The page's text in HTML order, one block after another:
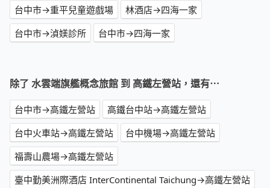
台中市→重平兒童遊戲場
林酒店→四海一家
台中市→湞媄診所
台中市→四海一家
除了 水雲端旗艦概念旅館 到 高鐵左營站，還有⋯
台中市→高鐵左營站
高鐵台中站→高鐵左營站
台中火車站→高鐵左營站
台中機場→高鐵左營站
福壽山農場→高鐵左營站
臺中勤美洲際酒店 InterContinental Taichung→高鐵左營站